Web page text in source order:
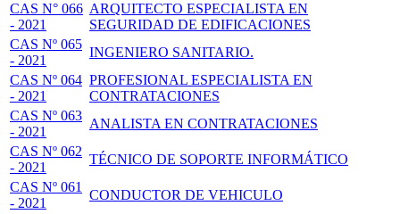
CAS N° 066
- 2021
ARQUITECTO ESPECIALISTA EN
SEGURIDAD DE EDIFICACIONES
CAS Nº 065
- 2021
INGENIERO SANITARIO.
CAS Nº 064
- 2021
PROFESIONAL ESPECIALISTA EN
CONTRATACIONES
CAS Nº 063
- 2021
ANALISTA EN CONTRATACIONES
CAS Nº 062
- 2021
TÉCNICO DE SOPORTE INFORMÁTICO
CAS Nº 061
- 2021
CONDUCTOR DE VEHICULO